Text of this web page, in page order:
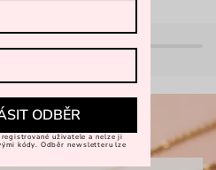
ODBĚR
uživatele a nelze ji
kódy. Odběr newsletteru lze